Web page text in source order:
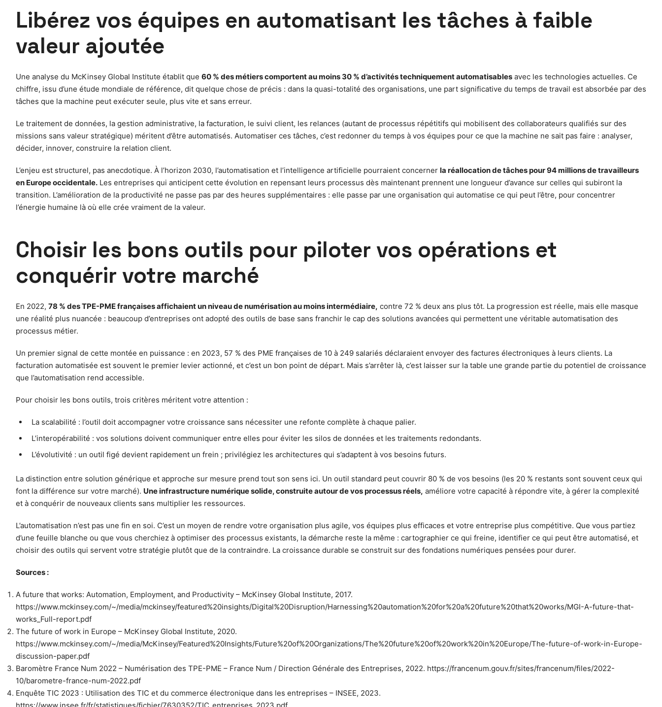
Libérez vos équipes en automatisant les tâches à faible
valeur ajoutée
Une analyse du McKinsey Global Institute établit que 60 % des métiers comportent au moins 30 % d’activités techniquement automatisables avec les technologies actuelles. Ce
chiffre, issu d’une étude mondiale de référence, dit quelque chose de précis : dans la quasi-totalité des organisations, une part significative du temps de travail est absorbée par des
tâches que la machine peut exécuter seule, plus vite et sans erreur.
Le traitement de données, la gestion administrative, la facturation, le suivi client, les relances (autant de processus répétitifs qui mobilisent des collaborateurs qualifiés sur des
missions sans valeur stratégique) méritent d’être automatisés. Automatiser ces tâches, c’est redonner du temps à vos équipes pour ce que la machine ne sait pas faire : analyser,
décider, innover, construire la relation client.
L’enjeu est structurel, pas anecdotique. À l’horizon 2030, l’automatisation et l’intelligence artificielle pourraient concerner la réallocation de tâches pour 94 millions de travailleurs
en Europe occidentale. Les entreprises qui anticipent cette évolution en repensant leurs processus dès maintenant prennent une longueur d’avance sur celles qui subiront la
transition. L’amélioration de la productivité ne passe pas par des heures supplémentaires : elle passe par une organisation qui automatise ce qui peut l’être, pour concentrer
l’énergie humaine là où elle crée vraiment de la valeur.
Choisir les bons outils pour piloter vos opérations et
conquérir votre marché
En 2022, 78 % des TPE-PME françaises affichaient un niveau de numérisation au moins intermédiaire, contre 72 % deux ans plus tôt. La progression est réelle, mais elle masque
une réalité plus nuancée : beaucoup d’entreprises ont adopté des outils de base sans franchir le cap des solutions avancées qui permettent une véritable automatisation des
processus métier.
Un premier signal de cette montée en puissance : en 2023, 57 % des PME françaises de 10 à 249 salariés déclaraient envoyer des factures électroniques à leurs clients. La
facturation automatisée est souvent le premier levier actionné, et c’est un bon point de départ. Mais s’arrêter là, c’est laisser sur la table une grande partie du potentiel de croissance
que l’automatisation rend accessible.
Pour choisir les bons outils, trois critères méritent votre attention :
La scalabilité : l’outil doit accompagner votre croissance sans nécessiter une refonte complète à chaque palier.
L’interopérabilité : vos solutions doivent communiquer entre elles pour éviter les silos de données et les traitements redondants.
L’évolutivité : un outil figé devient rapidement un frein ; privilégiez les architectures qui s’adaptent à vos besoins futurs.
La distinction entre solution générique et approche sur mesure prend tout son sens ici. Un outil standard peut couvrir 80 % de vos besoins (les 20 % restants sont souvent ceux qui
font la différence sur votre marché). Une infrastructure numérique solide, construite autour de vos processus réels, améliore votre capacité à répondre vite, à gérer la complexité
et à conquérir de nouveaux clients sans multiplier les ressources.
L’automatisation n’est pas une fin en soi. C’est un moyen de rendre votre organisation plus agile, vos équipes plus efficaces et votre entreprise plus compétitive. Que vous partiez
d’une feuille blanche ou que vous cherchiez à optimiser des processus existants, la démarche reste la même : cartographier ce qui freine, identifier ce qui peut être automatisé, et
choisir des outils qui servent votre stratégie plutôt que de la contraindre. La croissance durable se construit sur des fondations numériques pensées pour durer.
Sources :
A future that works: Automation, Employment, and Productivity – McKinsey Global Institute, 2017.
https://www.mckinsey.com/~/media/mckinsey/featured%20insights/Digital%20Disruption/Harnessing%20automation%20for%20a%20future%20that%20works/MGI-A-future-that-
works_Full-report.pdf
The future of work in Europe – McKinsey Global Institute, 2020.
https://www.mckinsey.com/~/media/McKinsey/Featured%20Insights/Future%20of%20Organizations/The%20future%20of%20work%20in%20Europe/The-future-of-work-in-Europe-
discussion-paper.pdf
Baromètre France Num 2022 – Numérisation des TPE-PME – France Num / Direction Générale des Entreprises, 2022. https://francenum.gouv.fr/sites/francenum/files/2022-
10/barometre-france-num-2022.pdf
Enquête TIC 2023 : Utilisation des TIC et du commerce électronique dans les entreprises – INSEE, 2023.